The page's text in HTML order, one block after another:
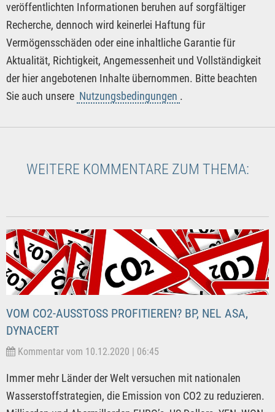
veröffentlichten Informationen beruhen auf sorgfältiger
Recherche, dennoch wird keinerlei Haftung für
Vermögensschäden oder eine inhaltliche Garantie für
Aktualität, Richtigkeit, Angemessenheit und Vollständigkeit
der hier angebotenen Inhalte übernommen. Bitte beachten
Sie auch unsere Nutzungsbedingungen .
WEITERE KOMMENTARE ZUM THEMA:
VOM CO2-AUSSTOSS PROFITIEREN? BP, NEL ASA, D
YNACERT
Kommentar vom 10.12.2020 | 06:45
Immer mehr Länder der Welt versuchen mit nationalen
Wasserstoffstrategien, die Emission von CO2 zu reduzieren.